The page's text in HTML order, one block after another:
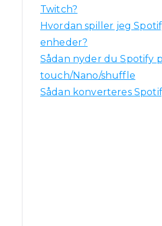
Twitch?
Hvordan spiller jeg
enheder?
Sådan nyder du Spotify
touch/Nano/shuffle
Sådan konverteres